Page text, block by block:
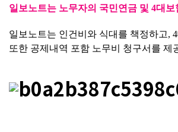
일보노트는 노무자의 국민연금 및 4대
일보노트는 인건비와 식대를 책정하고,
또한 공제내역 포함 노무비 청구서를